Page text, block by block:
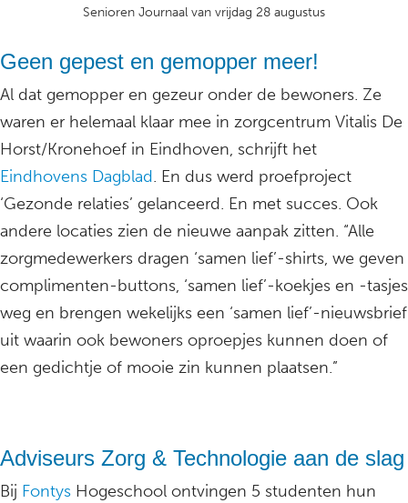
Senioren Journaal van vrijdag 28 augustus
Geen gepest en gemopper meer!
Al dat gemopper en gezeur onder de bewoners. Ze
waren er helemaal klaar mee in zorgcentrum Vitalis De
Horst/Kronehoef in Eindhoven, schrijft het
Eindhovens Dagblad. En dus werd proefproject
‘Gezonde relaties’ gelanceerd. En met succes. Ook
andere locaties zien de nieuwe aanpak zitten. “Alle
zorgmedewerkers dragen ‘samen lief’-shirts, we geven
complimenten-buttons, ‘samen lief’-koekjes en -tasjes
weg en brengen wekelijks een ‘samen lief’-nieuwsbrief
uit waarin ook bewoners oproepjes kunnen doen of
een gedichtje of mooie zin kunnen plaatsen.”
Adviseurs Zorg & Technologie aan de slag
Bij Fontys Hogeschool ontvingen 5 studenten hun